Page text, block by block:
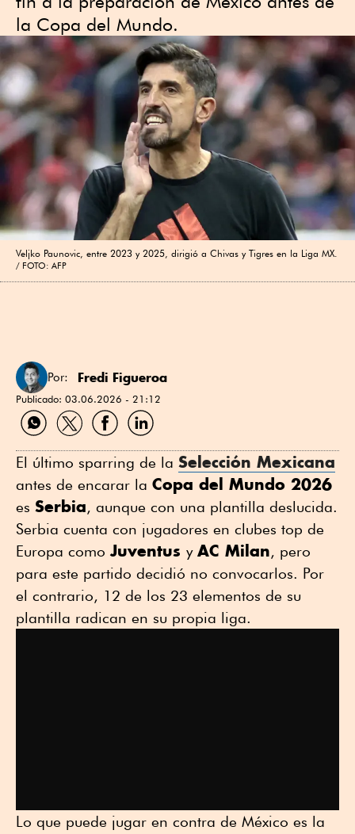
la Copa del Mundo.
Veljko Paunovic, entre 2023 y 2025, dirigió a Chivas y Tigres en la Liga MX.
FOTO: AFP
Por: Fredi Figueroa
Publicado: 03.06.2026 - 21:12
Compartir
por
Compartir
por
Compartir
por
Compartir
por
El último sparring de la Selección Mexicana
antes de encarar la Copa del Mundo 2026
es Serbia, aunque con una plantilla deslucida.
Serbia cuenta con jugadores en clubes top de
Europa como Juventus y AC Milan, pero
para este partido decidió no convocarlos. Por
el contrario, 12 de los 23 elementos de su
plantilla radican en su propia liga.
Lo que puede jugar en contra de México es la